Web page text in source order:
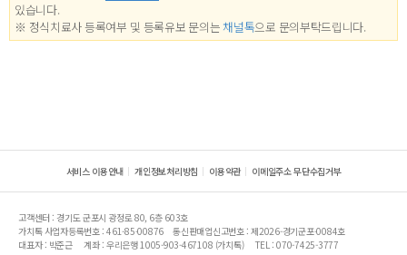
있습니다.
※ 정식치료사 등록여부 및 등록유보 문의는 채널톡으로 문의부탁드립니다.
서비스 이용안내 개인정보처리방침 이용약관 이메일주소 무단수집거부
고객센터 : 경기도 군포시 광정로 80, 6층 603호
가치톡 사업자등록번호 : 461-85-00876
통신판매업신고번호 : 제2026-경기군포-0084호
대표자 : 박준근
계좌 : 우리은행 1005-903-467108 (가치톡)
TEL : 070-7425-3777